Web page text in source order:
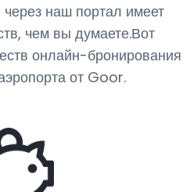
наш портал имеет
чем вы думаете.Вот
онлайн-бронирования
от Goor.